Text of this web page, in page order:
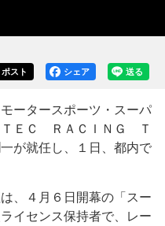
送る
シェア
ポスト
ータースポーツ・スーパ
ＴＥＣ ＲＡＣＩＮＧ Ｔ
が就任し、１日、都内で
、４月６日開幕の「スー
イセンス保持者で、レー